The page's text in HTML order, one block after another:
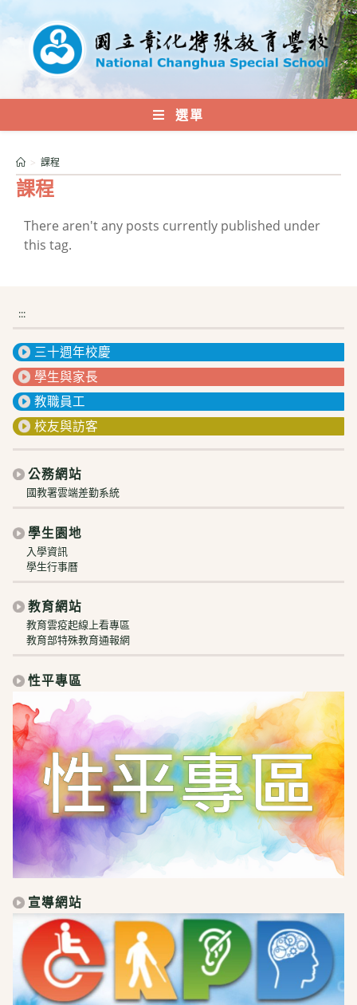
轉
內
選單
課程
> 課程
There aren't any posts currently published under
this tag.
:::
三十週年校慶
學生與家長
教職員工
校友與訪客
公務網站
國教署雲端差勤系統
學生園地
入學資訊
學生行事曆
教育網站
教育雲疫起線上看專區
教育部特殊教育通報網
性平專區
宣導網站